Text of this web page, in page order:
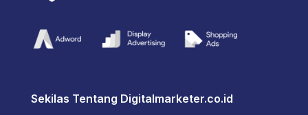
Sekilas Tentang Digitalmarketer.co.id